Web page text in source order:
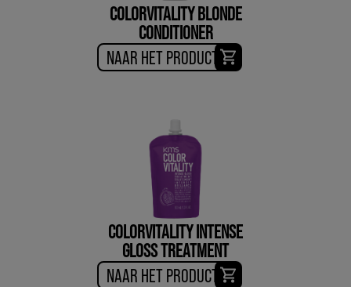
COLORVITALITY BLONDE
CONDITIONER
NAAR HET PRODUCT
COLORVITALITY INTENSE
GLOSS TREATMENT
NAAR HET PRODUCT